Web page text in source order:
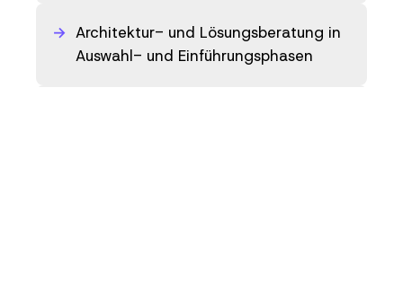
Architektur- und Lösungsberatung in
Auswahl- und Einführungsphasen